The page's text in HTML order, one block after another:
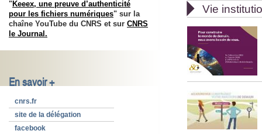
"Keeex, une preuve d’authenticité
pour les fichiers numériques" sur la
chaîne YouTube du CNRS et sur CNRS
le Journal.
En savoir +
cnrs.fr
site de la délégation
facebook
 Vie